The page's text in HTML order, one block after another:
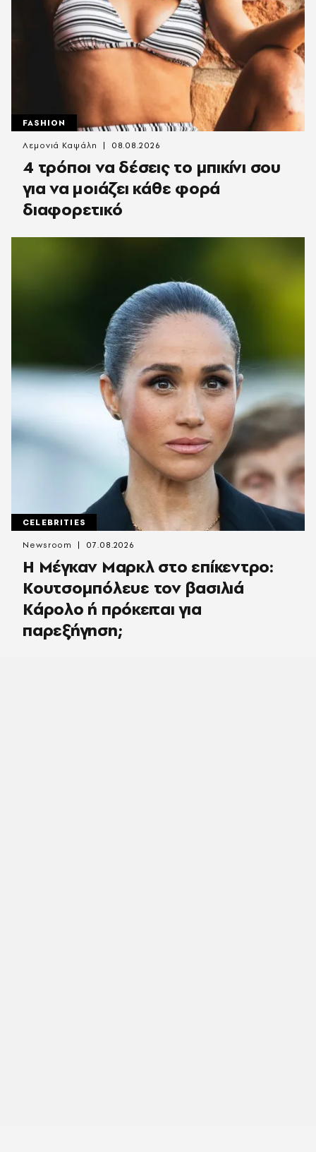
FASHION
4 τρόποι να δέσεις το μπικίνι σου
για να μοιάζει κάθε φορά
διαφορετικό
Λεμονιά Καψάλη 08.08.2026
CELEBRITIES
Η Μέγκαν Μαρκλ στο επίκεντρο:
Κουτσομπόλευε τον βασιλιά
Κάρολο ή πρόκειται για
παρεξήγηση;
Newsroom 07.08.2026